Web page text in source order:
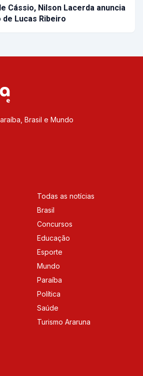
Cássio, Nilson Lacerda anuncia
Lucas Ribeiro
Brasil e Mundo
Todas as notícias
Brasil
Concursos
Educação
Esporte
Mundo
Paraíba
Política
Saúde
Turismo Araruna